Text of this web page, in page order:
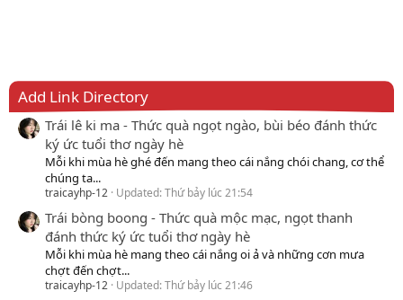
Add Link Directory
Trái lê ki ma - Thức quà ngọt ngào, bùi béo đánh thức
ký ức tuổi thơ ngày hè
Mỗi khi mùa hè ghé đến mang theo cái nắng chói chang, cơ thể
chúng ta...
traicayhp-12 Updated:Thứ bảy lúc 21:54
Trái bòng boong - Thức quà mộc mạc, ngọt thanh
đánh thức ký ức tuổi thơ ngày hè
Mỗi khi mùa hè mang theo cái nắng oi ả và những cơn mưa
chợt đến chợt...
traicayhp-12 Updated:Thứ bảy lúc 21:46